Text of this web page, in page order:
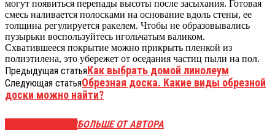
могут появиться перепады высоты после засыхания. Готовая
смесь наливается полосками на основание вдоль стены, ее
толщина регулируется ракелем. Чтобы не образовывались
пузырьки воспользуйтесь игольчатым валиком.
Схватившееся покрытие можно прикрыть пленкой из
полиэтилена, это убережет от оседания частиц пыли на пол.
Предыдущая статьяКак выбрать домой линолеум
Следующая статьяОбрезная доска. Какие виды обрезной
доски можно найти?
БОЛЬШЕ ОТ АВТОРА